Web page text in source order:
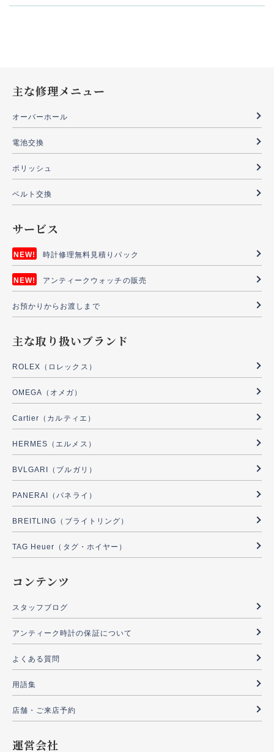
主な修理メニュー
オーバーホール
電池交換
ポリッシュ
ベルト交換
サービス
時計修理無料見積りパック
アンティークウォッチの販売
お預かりからお渡しまで
主な取り扱いブランド
ROLEX（ロレックス）
OMEGA（オメガ）
Cartier（カルティエ）
HERMES（エルメス）
BVLGARI（ブルガリ）
PANERAI（パネライ）
BREITLING（ブライトリング）
TAG Heuer（タグ・ホイヤー）
コンテンツ
スタッフブログ
アンティーク時計の保証について
よくある質問
用語集
店舗・ご来店予約
運営会社